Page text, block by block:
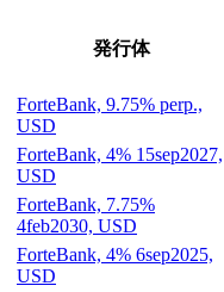
発行体
ForteBank, 9.75% perp.,
USD
ForteBank, 4% 15sep2027,
USD
ForteBank, 7.75%
4feb2030, USD
ForteBank, 4% 6sep2025,
USD